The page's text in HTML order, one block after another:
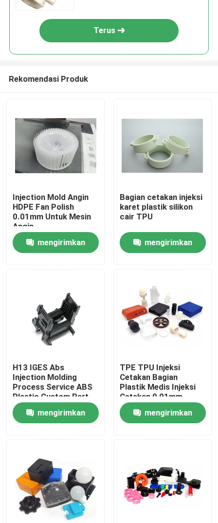
Rumah
Tentang kita
Wisata pabrik
Kontrol kualitas
Hubungi kami
Berita
Semua Kasus
Pin POGO dengan beban pegas
Sonde pogo pin
Terus
Rekomendasi Produk
Injection Mold Angin
HDPE Fan Polish
0.01mm Untuk Mesin
Angin
mengirimkan
Bagian cetakan injeksi
karet plastik silikon
cair TPU
mengirimkan
H13 IGES Abs
Injection Molding
Process Service ABS
Plastic Custom Part
mengirimkan
TPE TPU Injeksi
Cetakan Bagian
Plastik Medis Injeksi
Cetakan 0,01mm
Toleransi
mengirimkan